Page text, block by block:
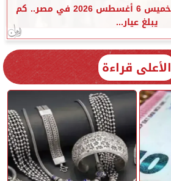
أسعار الذهب اليوم الخميس 6 أغسطس 2026 في مصر.. كم
يبلغ عيار...
الأعلى قراءة